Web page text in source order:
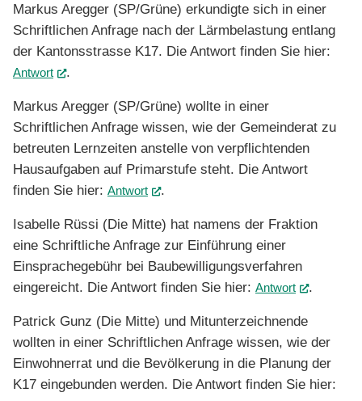
Markus Aregger (SP/Grüne) erkundigte sich in einer
Schriftlichen Anfrage nach der Lärmbelastung entlang
der Kantonsstrasse K17. Die Antwort finden Sie hier:
Antwort (External Link)
.
Markus Aregger (SP/Grüne) wollte in einer
Schriftlichen Anfrage wissen, wie der Gemeinderat zu
betreuten Lernzeiten anstelle von verpflichtenden
Hausaufgaben auf Primarstufe steht. Die Antwort
finden Sie hier: Antwort (External Link)
.
Isabelle Rüssi (Die Mitte) hat namens der Fraktion
eine Schriftliche Anfrage zur Einführung einer
Einsprachegebühr bei Baubewilligungsverfahren
eingereicht. Die Antwort finden Sie hier: Antwort (External
.
Patrick Gunz (Die Mitte) und Mitunterzeichnende
wollten in einer Schriftlichen Anfrage wissen, wie der
Einwohnerrat und die Bevölkerung in die Planung der
K17 eingebunden werden. Die Antwort finden Sie hier: